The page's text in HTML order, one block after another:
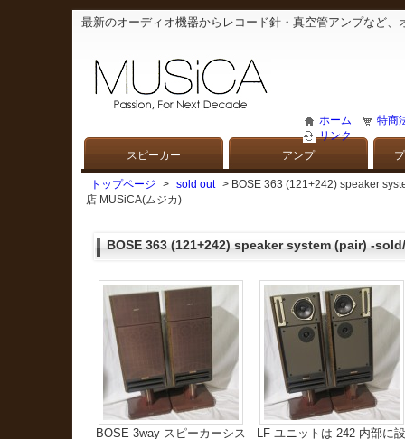
最新のオーディオ機器からレコード針・真空管アンプなど
ホーム
特商
リンク
スピーカー アンプ
トップページ > sold out
> BOSE 363 (121+242) speaker
店 MUSiCA(ムジカ)
BOSE 363 (121+242) speaker system (pair) -
BOSE 3way スピーカーシス
LF ユニットは 242 内部に